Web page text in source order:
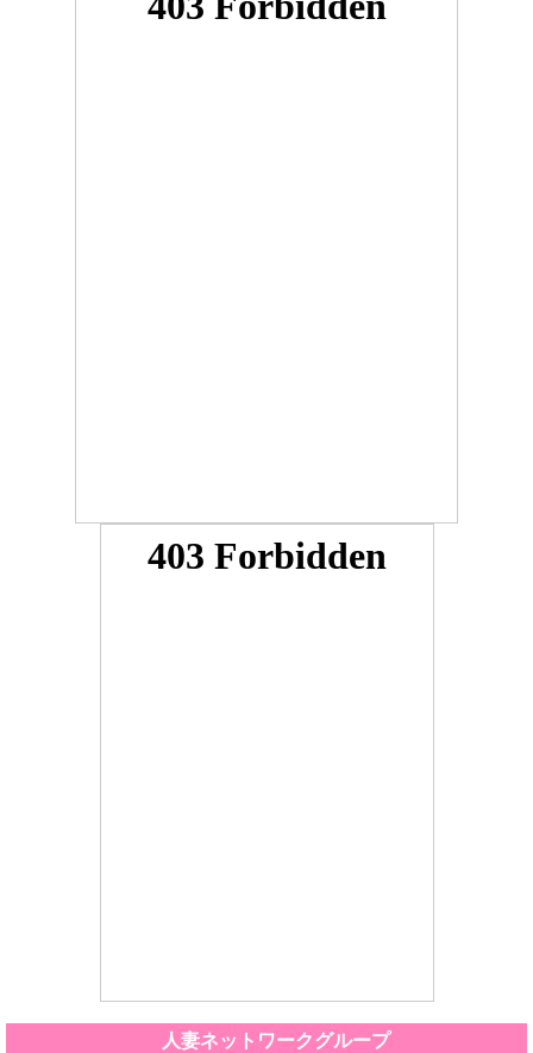
人妻ネットワークグループ